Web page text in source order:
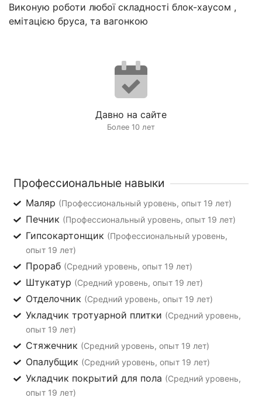
Виконую роботи любої складності блок-хаусом ,
емітацією бруса, та вагонкою
Давно на сайте
Более 10 лет
Профессиональные навыки
Маляр (Профессиональный уровень, опыт 19 лет)
Печник (Профессиональный уровень, опыт 19 лет)
Гипсокартонщик (Профессиональный уровень,
опыт 19 лет)
Прораб (Средний уровень, опыт 19 лет)
Штукатур (Средний уровень, опыт 19 лет)
Отделочник (Средний уровень, опыт 19 лет)
Укладчик тротуарной плитки (Средний уровень,
опыт 19 лет)
Стяжечник (Средний уровень, опыт 19 лет)
Опалубщик (Средний уровень, опыт 19 лет)
Укладчик покрытий для пола (Средний уровень,
опыт 19 лет)